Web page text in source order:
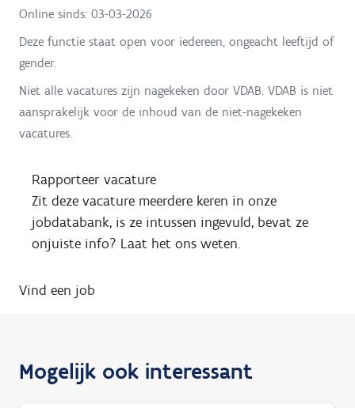
Online sinds: 03-03-2026
Deze functie staat open voor iedereen, ongeacht leeftijd of
gender.
Niet alle vacatures zijn nagekeken door VDAB. VDAB is niet
aansprakelijk voor de inhoud van de niet-nagekeken
vacatures.
Rapporteer vacature
Zit deze vacature meerdere keren in onze
jobdatabank, is ze intussen ingevuld, bevat ze
onjuiste info? Laat het ons weten.
Vind een job
Mogelijk ook interessant